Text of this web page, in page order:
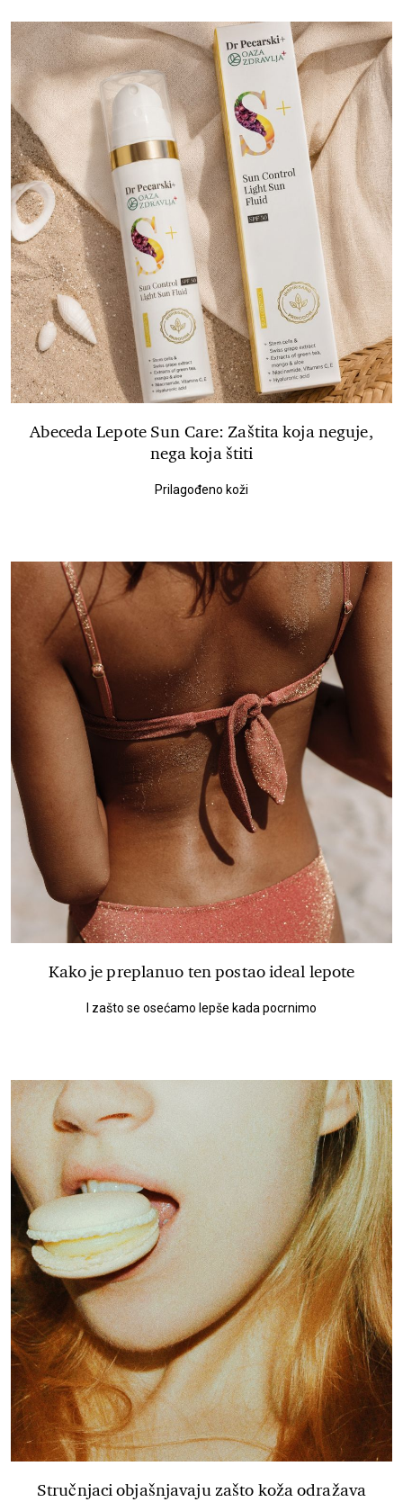
Abeceda Lepote Sun Care: Zaštita koja neguje,
nega koja štiti
Prilagođeno koži
Kako je preplanuo ten postao ideal lepote
I zašto se osećamo lepše kada pocrnimo
Stručnjaci objašnjavaju zašto koža odražava